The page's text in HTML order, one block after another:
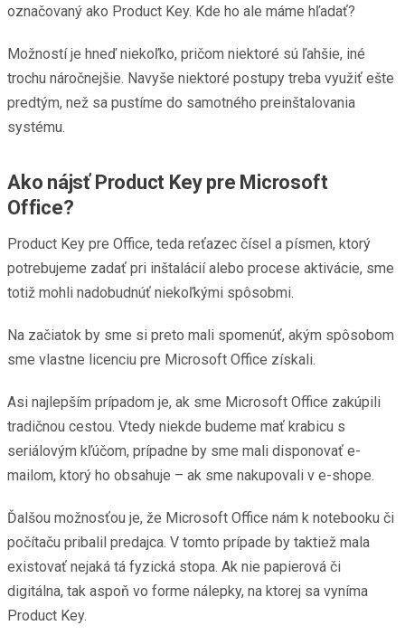
označovaný ako Product Key. Kde ho ale máme hľadať?
Možností je hneď niekoľko, pričom niektoré sú ľahšie, iné
trochu náročnejšie. Navyše niektoré postupy treba využiť ešte
predtým, než sa pustíme do samotného preinštalovania
systému.
Ako nájsť Product Key pre Microsoft
Office?
Product Key pre Office, teda reťazec čísel a písmen, ktorý
potrebujeme zadať pri inštalácií alebo procese aktivácie, sme
totiž mohli nadobudnúť niekoľkými spôsobmi.
Na začiatok by sme si preto mali spomenúť, akým spôsobom
sme vlastne licenciu pre Microsoft Office získali.
Asi najlepším prípadom je, ak sme Microsoft Office zakúpili
tradičnou cestou. Vtedy niekde budeme mať krabicu s
seriálovým kľúčom, prípadne by sme mali disponovať e-
mailom, ktorý ho obsahuje – ak sme nakupovali v e-shope.
Ďalšou možnosťou je, že Microsoft Office nám k notebooku či
počítaču pribalil predajca. V tomto prípade by taktiež mala
existovať nejaká tá fyzická stopa. Ak nie papierová či
digitálna, tak aspoň vo forme nálepky, na ktorej sa vyníma
Product Key.